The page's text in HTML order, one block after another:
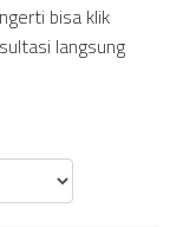
bisa klik
langsung